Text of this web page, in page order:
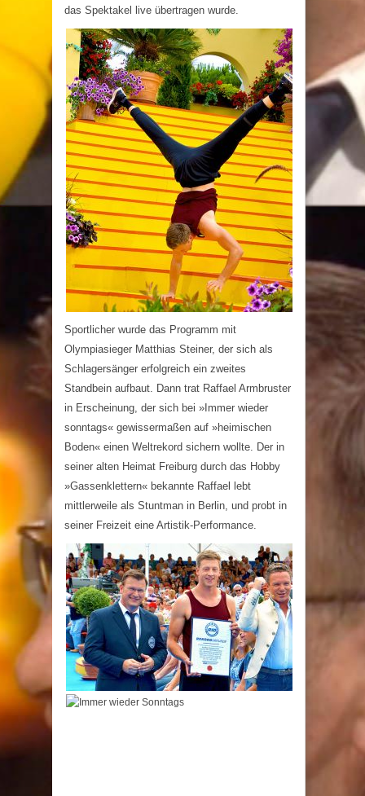
das Spektakel live übertragen wurde.
Sportlicher wurde das Programm mit
Olympiasieger Matthias Steiner, der sich als
Schlagersänger erfolgreich ein zweites
Standbein aufbaut. Dann trat Raffael Armbruster
in Erscheinung, der sich bei »Immer wieder
sonntags« gewissermaßen auf »heimischen
Boden« einen Weltrekord sichern wollte. Der in
seiner alten Heimat Freiburg durch das Hobby
»Gassenklettern« bekannte Raffael lebt
mittlerweile als Stuntman in Berlin, und probt in
seiner Freizeit eine Artistik-Performance.